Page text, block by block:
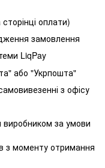
оплати)
замовлення
LiqPay
або "Укрпошта"
з офісу
виробником за умови
з моменту отримання